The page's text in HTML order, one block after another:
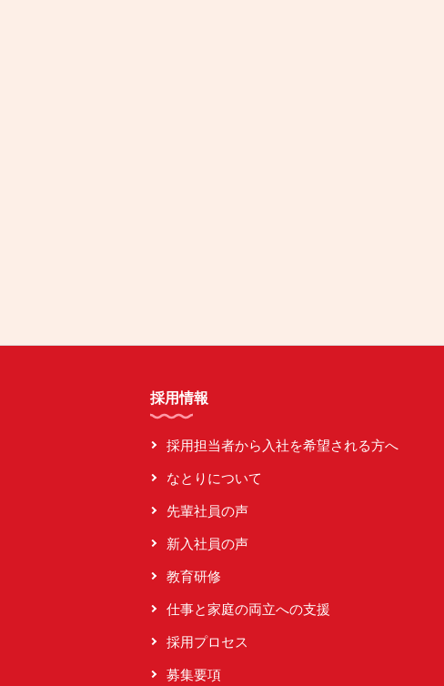
採用情報
採用担当者から入社を希望される方へ
なとりについて
先輩社員の声
新入社員の声
教育研修
仕事と家庭の両立への支援
採用プロセス
募集要項